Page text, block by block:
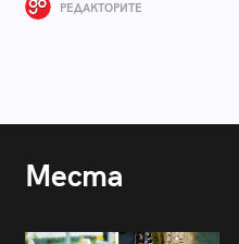
РЕДАКТОРИТЕ
Места